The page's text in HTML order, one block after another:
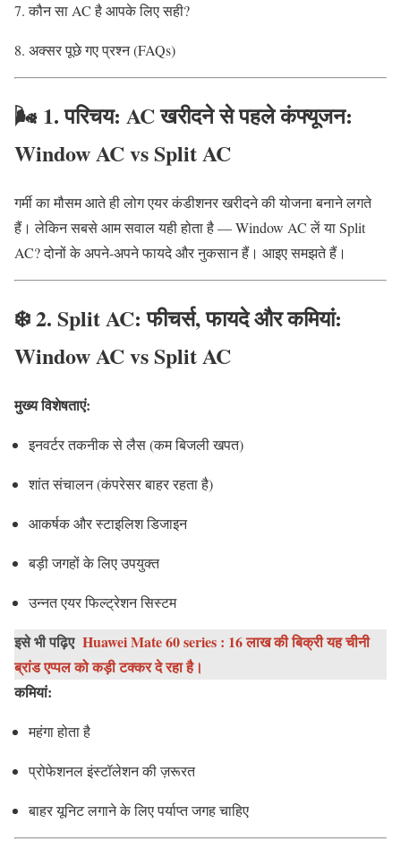
कौन सा AC है आपके लिए सही?
अक्सर पूछे गए प्रश्न (FAQs)
🌬️ 1. परिचय: AC खरीदने से पहले कंफ्यूजन:
Window AC vs Split AC
गर्मी का मौसम आते ही लोग एयर कंडीशनर खरीदने की योजना बनाने लगते
हैं। लेकिन सबसे आम सवाल यही होता है — Window AC लें या Split
AC? दोनों के अपने-अपने फायदे और नुकसान हैं। आइए समझते हैं।
❄️ 2. Split AC: फीचर्स, फायदे और कमियां:
Window AC vs Split AC
मुख्य विशेषताएं:
इनवर्टर तकनीक से लैस (कम बिजली खपत)
शांत संचालन (कंपरेसर बाहर रहता है)
आकर्षक और स्टाइलिश डिजाइन
बड़ी जगहों के लिए उपयुक्त
उन्नत एयर फिल्ट्रेशन सिस्टम
इसे भी पढ़िए Huawei Mate 60 series : 16 लाख की बिक्री यह चीनी
ब्रांड एप्पल को कड़ी टक्कर दे रहा है।
कमियां:
महंगा होता है
प्रोफेशनल इंस्टॉलेशन की ज़रूरत
बाहर यूनिट लगाने के लिए पर्याप्त जगह चाहिए